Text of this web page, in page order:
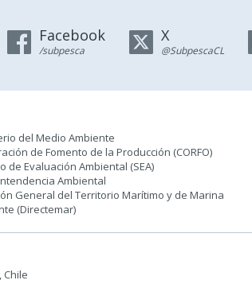
Facebook
/subpesca
X
@SubpescaCL
del Medio Ambiente
de Fomento de la Producción (CORFO)
de Evaluación Ambiental (SEA)
Ambiental
General del Territorio Marítimo y de Marina
(Directemar)
Chile